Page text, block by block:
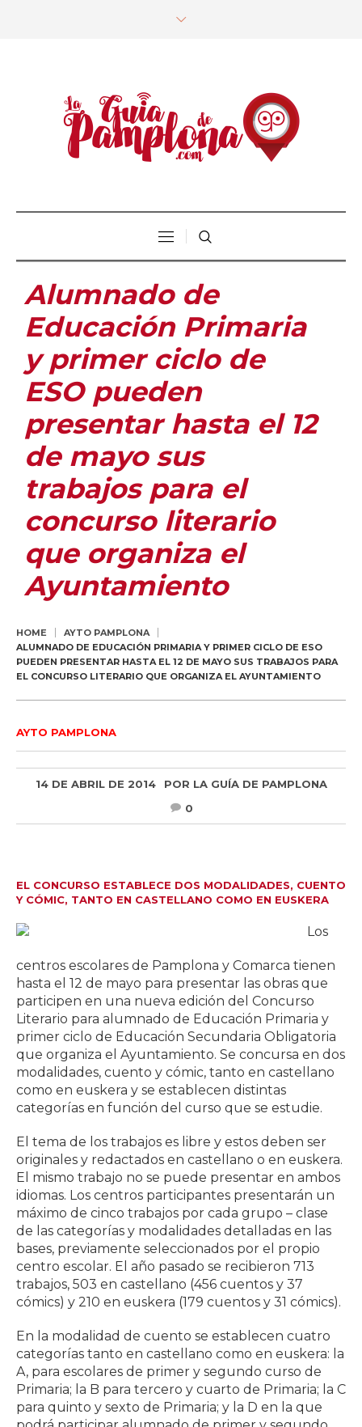
Alumnado de
Educación Primaria
y primer ciclo de
ESO pueden
presentar hasta el 12
de mayo sus
trabajos para el
concurso literario
que organiza el
Ayuntamiento
HOME
AYTO PAMPLONA
ALUMNADO DE EDUCACIÓN PRIMARIA Y PRIMER CICLO DE ESO
PUEDEN PRESENTAR HASTA EL 12 DE MAYO SUS TRABAJOS PARA
EL CONCURSO LITERARIO QUE ORGANIZA EL AYUNTAMIENTO
AYTO PAMPLONA
14 DE ABRIL DE 2014 POR LA GUÍA DE PAMPLONA
0
EL CONCURSO ESTABLECE DOS MODALIDADES, CUENTO
Y CÓMIC, TANTO EN CASTELLANO COMO EN EUSKERA
Los
centros escolares de Pamplona y Comarca tienen
hasta el 12 de mayo para presentar las obras que
participen en una nueva edición del Concurso
Literario para alumnado de Educación Primaria y
primer ciclo de Educación Secundaria Obligatoria
que organiza el Ayuntamiento. Se concursa en dos
modalidades, cuento y cómic, tanto en castellano
como en euskera y se establecen distintas
categorías en función del curso que se estudie.
El tema de los trabajos es libre y estos deben ser
originales y redactados en castellano o en euskera.
El mismo trabajo no se puede presentar en ambos
idiomas. Los centros participantes presentarán un
máximo de cinco trabajos por cada grupo – clase
de las categorías y modalidades detalladas en las
bases, previamente seleccionados por el propio
centro escolar. El año pasado se recibieron 713
trabajos, 503 en castellano (456 cuentos y 37
cómics) y 210 en euskera (179 cuentos y 31 cómics).
En la modalidad de cuento se establecen cuatro
categorías tanto en castellano como en euskera: la
A, para escolares de primer y segundo curso de
Primaria; la B para tercero y cuarto de Primaria; la C
para quinto y sexto de Primaria; y la D en la que